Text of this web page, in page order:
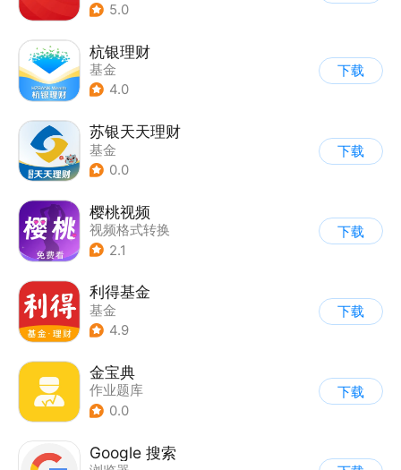
5.0
杭银理财
基金
4.0
下载
苏银天天理财
基金
0.0
下载
樱桃视频
视频格式转换
2.1
下载
利得基金
基金
4.9
下载
金宝典
作业题库
0.0
下载
Google 搜索